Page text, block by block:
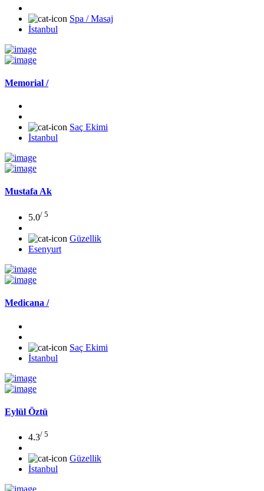
Spa / Masaj
İstanbul
Memorial /
Saç Ekimi
İstanbul
Mustafa Ak
5.0/ 5
Güzellik
Esenyurt
Medicana /
Saç Ekimi
İstanbul
Eylül Öztü
4.3/ 5
Güzellik
İstanbul